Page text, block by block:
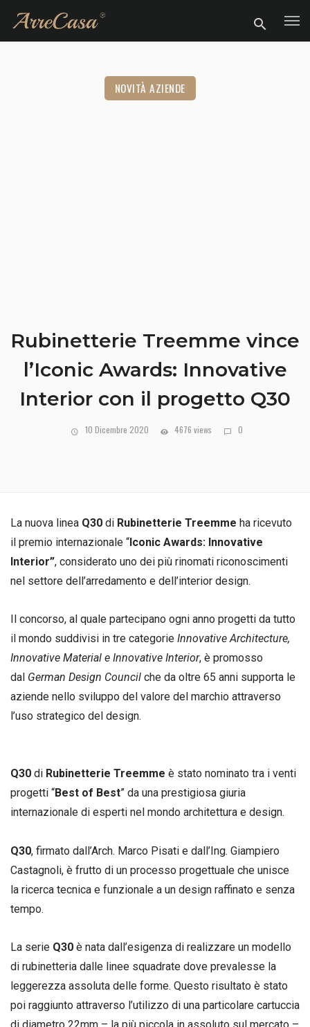
NOVITÀ AZIENDE
Rubinetterie Treemme vince
l’Iconic Awards: Innovative
Interior con il progetto Q30
10 Dicembre 2020 4676 views 0
La nuova linea Q30 di Rubinetterie Treemme ha ricevuto
il premio internazionale “Iconic Awards: Innovative
Interior”, considerato uno dei più rinomati riconoscimenti
nel settore dell’arredamento e dell’interior design.
Il concorso, al quale partecipano ogni anno progetti da tutto
il mondo suddivisi in tre categorie Innovative Architecture,
Innovative Material e Innovative Interior, è promosso
dal German Design Council che da oltre 65 anni supporta le
aziende nello sviluppo del valore del marchio attraverso
l’uso strategico del design.
Q30 di Rubinetterie Treemme è stato nominato tra i venti
progetti “Best of Best” da una prestigiosa giuria
internazionale di esperti nel mondo architettura e design.
Q30, firmato dall’Arch. Marco Pisati e dall’Ing. Giampiero
Castagnoli, è frutto di un processo progettuale che unisce
la ricerca tecnica e funzionale a un design raffinato e senza
tempo.
La serie Q30 è nata dall’esigenza di realizzare un modello
di rubinetteria dalle linee squadrate dove prevalesse la
leggerezza assoluta delle forme. Questo risultato è stato
poi raggiunto attraverso l’utilizzo di una particolare cartuccia